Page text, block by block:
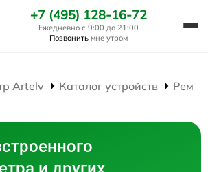
+7 (495) 128-16-72
Ежедневно с 9:00 до 21:00
Позвонить мне утром
Artelv Каталог устройств